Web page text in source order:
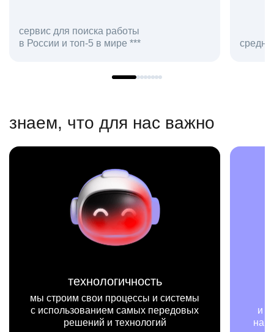
сервис для поиска работы
в России и топ-5 в мире ***
знаем, что для нас важно
технологичность
мы строим свои процессы и системы
с использованием самых передовых
решений и технологий
и